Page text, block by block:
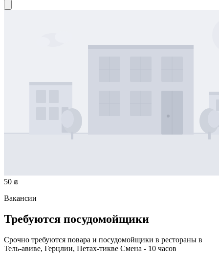
50 ₪
Вакансии
Требуются посудомойщики
Срочно требуются повара и посудомойщики в рестораны в
Тель-авиве, Герцлии, Петах-тикве Смена - 10 часов